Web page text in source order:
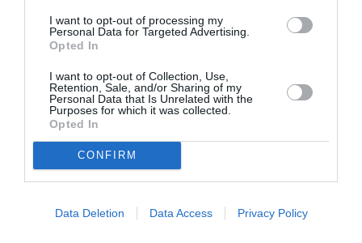
I want to opt-out of processing my
Personal Data for Targeted Advertising.
Opted In
I want to opt-out of Collection, Use,
Retention, Sale, and/or Sharing of my
Personal Data that Is Unrelated with the
Purposes for which it was collected.
Opted In
CONFIRM
Data Deletion Data Access Privacy Policy
Juicy Fizz Made To Last Tubing Mascara, Kiko
Milano